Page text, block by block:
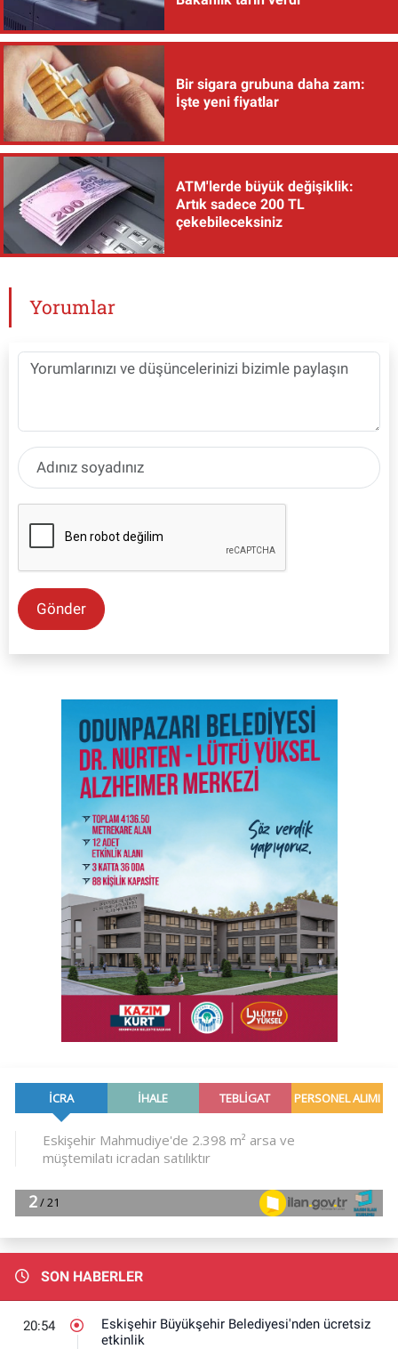
Bir sigara grubuna daha zam:
İşte yeni fiyatlar
ATM'lerde büyük değişiklik:
Artık sadece 200 TL
çekebileceksiniz
Yorumlar
Gönder
SON HABERLER
20:54
Eskişehir Büyükşehir Belediyesi'nden ücretsiz
etkinlik